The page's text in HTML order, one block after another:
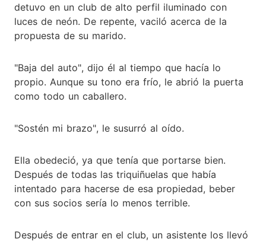
detuvo en un club de alto perfil iluminado con
luces de neón. De repente, vaciló acerca de la
propuesta de su marido.
"Baja del auto", dijo él al tiempo que hacía lo
propio. Aunque su tono era frío, le abrió la puerta
como todo un caballero.
"Sostén mi brazo", le susurró al oído.
Ella obedeció, ya que tenía que portarse bien.
Después de todas las triquiñuelas que había
intentado para hacerse de esa propiedad, beber
con sus socios sería lo menos terrible.
Después de entrar en el club, un asistente los llevó